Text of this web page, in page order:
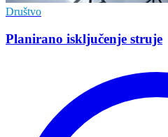
Društvo
Planirano isključenje struje